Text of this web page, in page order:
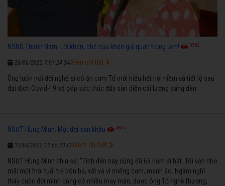
NSND Thanh Nam: Lời khen, chê của khán giả quan trọng lắm! 3592
28/06/2022 7:01:24 SA
Ông luôn nói đời nghệ sĩ có ăn cơm Tổ mới hiểu hết nỗi niềm và tiết lộ sau
đại dịch Covid-19 sẽ góp sức thúc đẩy sàn diễn cải lương sáng đèn
Xem chi tiết
NSƯT Hùng Minh: Một đời sân khấu 4875
12/04/2022 12:05:23 CH
NSƯT Hùng Minh chia sẻ: “Tính đến nay cũng đã 65 năm đi hát. Tôi vẫn nhớ
mãi một thời tuổi trẻ bôn ba, vất vả vì miếng cơm, manh áo. Ngẫm nghĩ
thấy cuộc đời mình cũng có nhiều may mắn, được ông Tổ nghề thương,
Xem chi tiết